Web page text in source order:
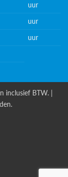
uur
uur
uur
inclusief BTW. |